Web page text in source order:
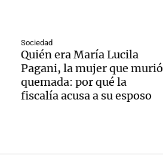
Sociedad
Quién era María Lucila
Pagani, la mujer que murió
quemada: por qué la
fiscalía acusa a su esposo